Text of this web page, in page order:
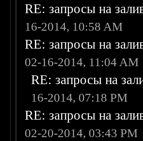
RE: запросы на
16-2014, 10:58 AM
RE: запросы на
02-16-2014, 11:04 AM
RE: запросы на
16-2014, 07:18 PM
RE: запросы на
02-20-2014, 03:43 PM